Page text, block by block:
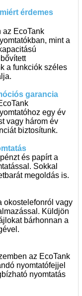
érdemes
az EcoTank
mint a
a funkciók széles
garancia
egy év
vagy három év
biztosítunk.
és papírt a
Sokkal
megoldás is.
okostelefonról vagy
Küldjön
bárhonnan a
az EcoTank
nyomtatófejjel
nyomtatás